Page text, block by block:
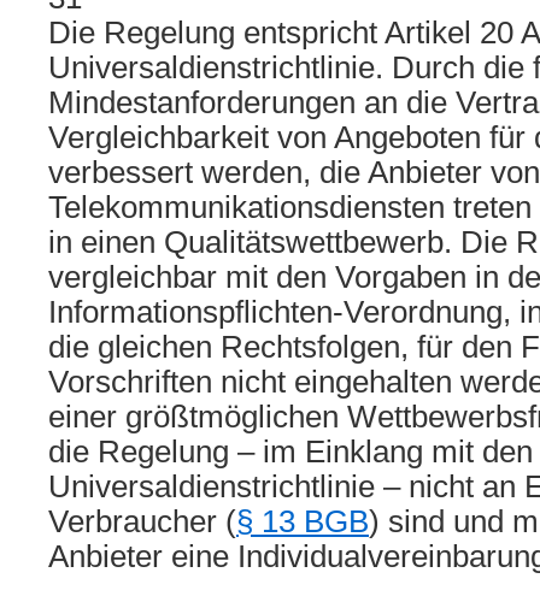
Die Regelung entspricht Artikel 20
Universaldienstrichtlinie. Durch die
Mindestanforderungen an die
Vergleichbarkeit von Angeboten für
verbessert werden, die Anbieter von
Telekommunikationsdiensten
in einen Qualitätswettbewerb. Die
vergleichbar mit den Vorgaben in
Informationspflichten-Verordnung,
die gleichen Rechtsfolgen, für den
Vorschriften nicht eingehalten
einer größtmöglichen
die Regelung – im Einklang mit
Universaldienstrichtlinie – nicht an
Verbraucher (§ 13 BGB) sind und
Anbieter eine